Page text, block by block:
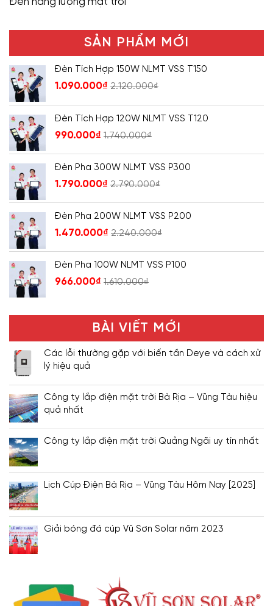
SẢN PHẨM MỚI
Đèn Tích Hợp 150W NLMT VSS T150
1.090.000₫ 2.120.000₫
Đèn Tích Hợp 120W NLMT VSS T120
990.000₫ 1.740.000₫
Đèn Pha 300W NLMT VSS P300
1.790.000₫ 2.790.000₫
Đèn Pha 200W NLMT VSS P200
1.470.000₫ 2.240.000₫
Đèn Pha 100W NLMT VSS P100
966.000₫ 1.610.000₫
BÀI VIẾT MỚI
Các lỗi thường gặp với biến tần Deye và cách xử
lý hiệu quả
Công ty lắp điện mặt trời Bà Rịa – Vũng Tàu hiệu
quả nhất
Công ty lắp điện mặt trời Quảng Ngãi uy tín nhất
Lịch Cúp Điện Bà Rịa – Vũng Tàu Hôm Nay [2025]
Giải bóng đá cúp Vũ Sơn Solar năm 2023